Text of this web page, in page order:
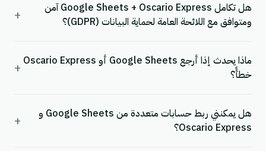
هل تكامل Google Sheets + Oscario Express آمن
ومتوافق مع اللائحة العامة لحماية البيانات (GDPR)؟
+
ماذا يحدث إذا أرجع Google Sheets أو Oscario Express
خطأً؟
+
هل يمكنني ربط حسابات متعددة من Google Sheets و
Oscario Express؟
+